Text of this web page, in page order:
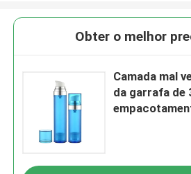
Obter o melhor
Camada mal
da garrafa de